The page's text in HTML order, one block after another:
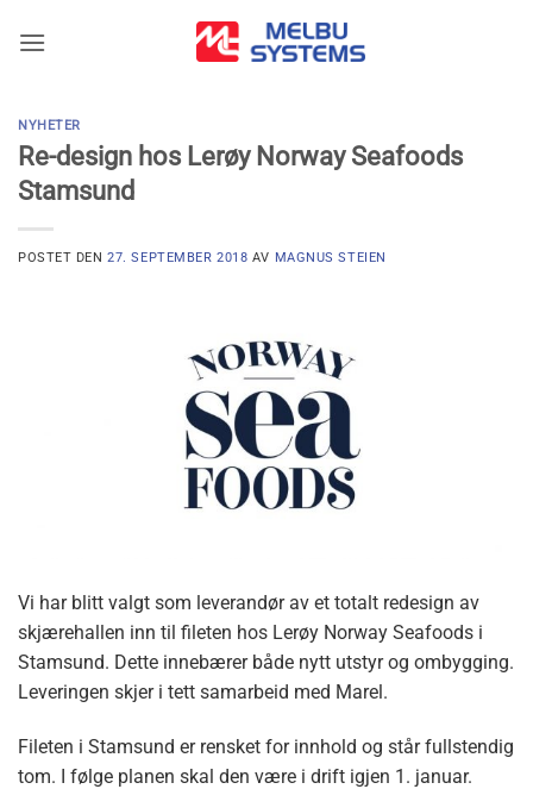
NYHETER
Re-design hos Lerøy Norway Seafoods
Stamsund
POSTET DEN27. SEPTEMBER 2018 AV MAGNUS STEIEN
Vi har blitt valgt som leverandør av et totalt redesign av
skjærehallen inn til fileten hos Lerøy Norway Seafoods i
Stamsund. Dette innebærer både nytt utstyr og ombygging.
Leveringen skjer i tett samarbeid med Marel.
Fileten i Stamsund er rensket for innhold og står fullstendig
tom. I følge planen skal den være i drift igjen 1. januar.